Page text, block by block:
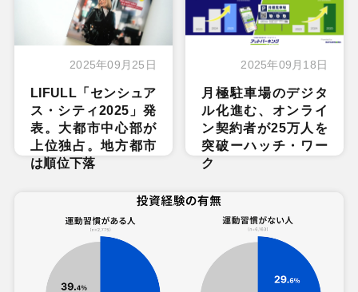
2025年09月25日
LIFULL「センシュア
ス・シティ2025」発
表。大都市中心部が
上位独占。地方都市
は順位下落
2025年09月18日
月極駐車場のデジタ
ル化進む、オンライ
ン契約者が25万人を
突破ーハッチ・ワー
ク